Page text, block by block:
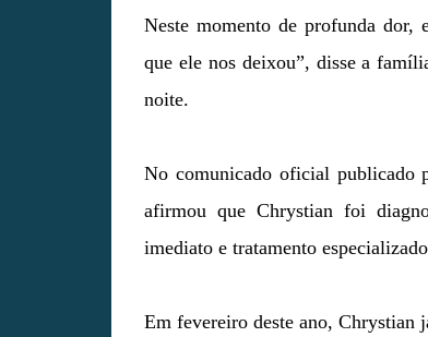
Neste momento de profunda dor,
que ele nos deixou”, disse a
noite.
No comunicado oficial publicado
afirmou que Chrystian foi
imediato e tratamento
Em fevereiro deste ano, Chrystian